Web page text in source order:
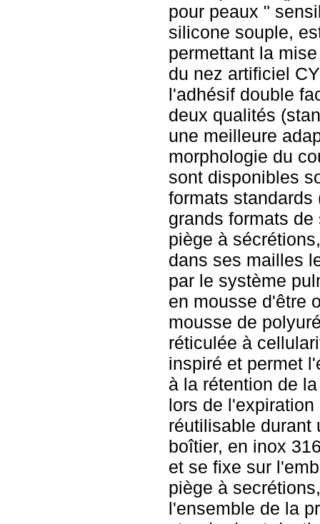
pour peaux "
silicone souple,
permettant la
du nez artificiel
l'adhésif double
deux qualités
une meilleure
morphologie du
sont disponibles
formats standards
grands formats de
piège à
dans ses mailles
par le système
en mousse d'être
mousse de
réticulée à
inspiré et permet
à la rétention de
lors de
réutilisable durant
boîtier, en inox
et se fixe sur
piège à
l'ensemble de la